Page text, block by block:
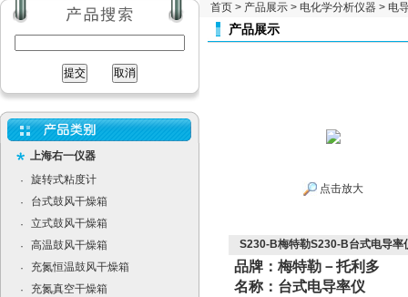
上海右一仪器
·
旋转式粘度计
·
台式鼓风干燥箱
·
立式鼓风干燥箱
·
高温鼓风干燥箱
·
充氮恒温鼓风干燥箱
·
充氮真空干燥箱
首页 > 产品展示 > 电化学分析仪器 > 电
产品展示
点击放大
S230-B梅特勒S230-B台式电导率
品牌：梅特勒－托利多
名称：台式电导率仪